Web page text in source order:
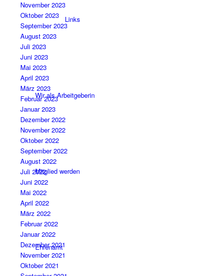
Links
Wir als Arbeitgeberin
Mitglied werden
Ehrenamt
November 2023
Oktober 2023
September 2023
August 2023
Juli 2023
Juni 2023
Mai 2023
April 2023
März 2023
Februar 2023
Januar 2023
Dezember 2022
November 2022
Oktober 2022
September 2022
August 2022
Juli 2022
Juni 2022
Mai 2022
April 2022
März 2022
Februar 2022
Januar 2022
Dezember 2021
November 2021
Oktober 2021